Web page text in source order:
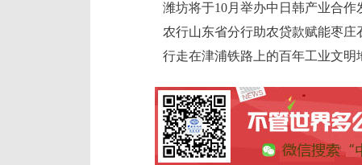
潍坊将于10月举办中日韩产业合作
农行山东省分行助农贷款赋能枣庄
行走在津浦铁路上的百年工业文明